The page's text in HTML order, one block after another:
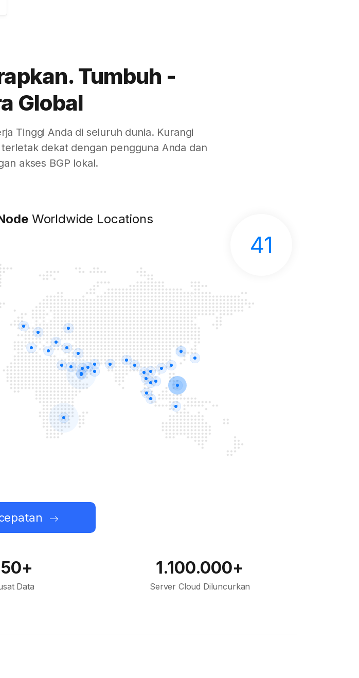
Tumbuh -
Global
Tinggi Anda di seluruh dunia. Kurangi
dekat dengan pengguna Anda dan
akses BGP lokal.
Worldwide Locations
41
Data
1.100.000+
Server Cloud Diluncurkan